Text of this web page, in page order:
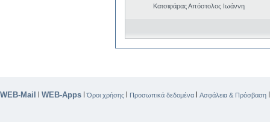
Κατσιφάρας Απόστολος Ιωάννη
WEB-Mail | WEB-Apps |Όροι χρήσης | Προσωπικά δεδομένα | Ασφάλεια & Πρόσβαση